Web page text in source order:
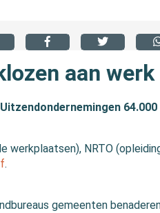
aan werk
werkplaatsen), NRTO
.
gemeenten